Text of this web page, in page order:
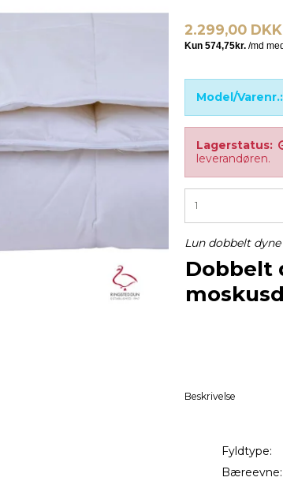
2.299,00 DKK
Model/Varenr.:
Lagerstatus:
leverandøren.
Lun dobbelt
Dobbelt
Beskrivelse
Fyldtype:
Bæreevne: